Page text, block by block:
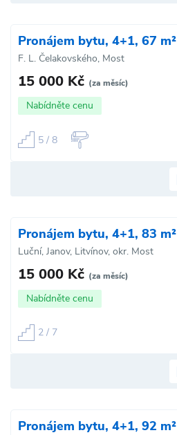
Pronájem bytu, 4+1, 67 m²
F. L. Čelakovského, Most
15 000 Kč (za měsíc)
Nabídněte cenu
5 / 8
Pronájem bytu, 4+1, 83 m²
Luční, Janov, Litvínov, okr. Most
15 000 Kč (za měsíc)
Nabídněte cenu
2 / 7
Pronájem bytu, 4+1, 92 m²